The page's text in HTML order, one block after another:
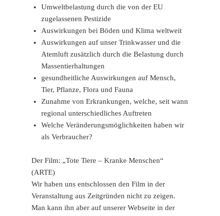
Umweltbelastung durch die von der EU
zugelassenen Pestizide
Auswirkungen bei Böden und Klima weltweit
Auswirkungen auf unser Trinkwasser und die
Atemluft zusätzlich durch die Belastung durch
Massentierhaltungen
gesundheitliche Auswirkungen auf Mensch,
Tier, Pflanze, Flora und Fauna
Zunahme von Erkrankungen, welche, seit wann
regional unterschiedliches Auftreten
Welche Veränderungsmöglichkeiten haben wir
als Verbraucher?
Der Film: „Tote Tiere – Kranke Menschen“
(ARTE)
Wir haben uns entschlossen den Film in der
Veranstaltung aus Zeitgründen nicht zu zeigen.
Man kann ihn aber auf unserer Webseite in der